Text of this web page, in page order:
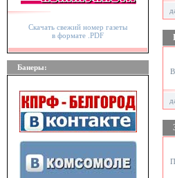
Скачать свежий номер газеты
в формате .PDF
Банеры: